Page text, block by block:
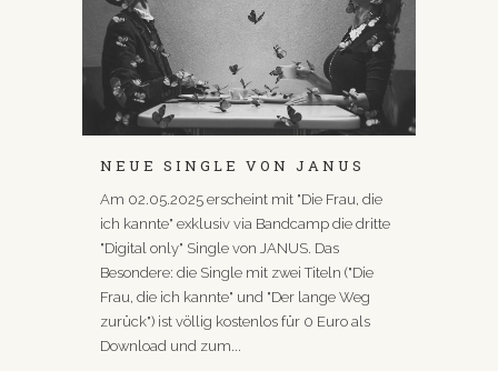
NEUE SINGLE VON JANUS
Am 02.05.2025 erscheint mit "Die Frau, die
ich kannte" exklusiv via Bandcamp die dritte
"Digital only" Single von JANUS. Das
Besondere: die Single mit zwei Titeln ("Die
Frau, die ich kannte" und "Der lange Weg
zurück") ist völlig kostenlos für 0 Euro als
Download und zum...